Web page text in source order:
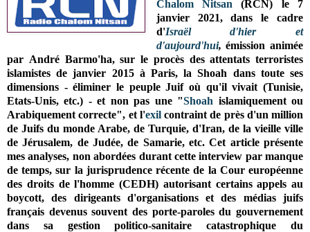
Chalom Nitsan (RCN) le 7
janvier 2021, dans le cadre
d'Israël d'hier et
d'aujourd'hui,émission animée
par André Barmo'ha, sur le procès des attentats terroristes
islamistes de janvier 2015 à Paris, la Shoah dans toute ses
dimensions - éliminer le peuple Juif où qu'il vivait (Tunisie,
Etats-Unis, etc.) - et non pas une "Shoah islamiquement ou
Arabiquement correcte", et l'exilcontraint de près d'un million
de Juifs du monde Arabe, de Turquie, d'Iran, de la vieille ville
de Jérusalem, de Judée, de Samarie, etc. Cet article présente
mes analyses, non abordées durant cette interview par manque
de temps, sur la jurisprudence récente de la Cour européenne
des droits de l'homme (CEDH) autorisant certains appels au
boycott, des dirigeants d'organisations et des médias juifs
français devenus souvent des porte-paroles du gouvernement
dans sa gestion politico-sanitaire catastrophique du